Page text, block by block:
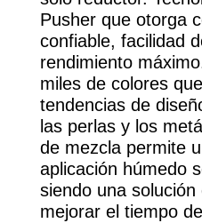
Pusher que otorga
confiable, facilidad
rendimiento
miles de colores
tendencias de
las perlas y los
de mezcla permite
aplicación húmedo
siendo una
mejorar el tiempo